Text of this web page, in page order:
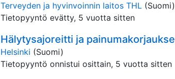
Terveyden ja hyvinvoinnin laitos THL (Suomi)
Tietopyyntö evätty, 5 vuotta sitten
Hälytysajoreitti ja
Helsinki (Suomi)
Tietopyyntö onnistui osittain, 5 vuotta sitten